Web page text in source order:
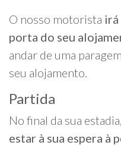
O nosso motorista irá
porta do seu
andar de uma
seu alojamento.
Partida
No final da sua
estar à sua espera à